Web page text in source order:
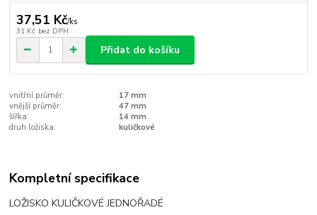
37,51 Kč/ks
31 Kč bez DPH
Přidat do košíku
vnitřní průměr:
17 mm
vnější průměr:
47 mm
šířka:
14 mm
druh ložiska:
kuličkové
Kompletní specifikace
LOŽISKO KULIČKOVÉ JEDNOŘADÉ